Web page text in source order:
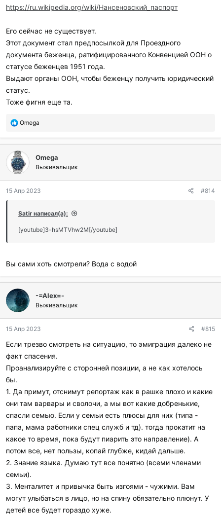
https://ru.wikipedia.org/wiki/Нансеновский_паспорт
Его сейчас не существует.
Этот документ стал предпосылкой для Проездного
документа беженца, ратифицированного Конвенцией ООН о
статусе беженцев 1951 года.
Выдают органы ООН, чтобы беженцу получить юридический
статус.
Тоже фигня еще та.
П
б
л
а
г
о
а
и
и
Omega
Omega
Выживальщик
15 Апр 2023 #814
Satir написал(а):
[youtube]3-hsMTVhw2M[/youtube]
Вы сами хоть смотрели? Вода с водой
-=Аlex=-
Выживальщик
15 Апр 2023 #815
Если трезво смотреть на ситуацию, то эмиграция далеко не
факт спасения.
Проанализируйте с сторонней позиции, а не как хотелось
бы.
1. Да примут, отснимут репортаж как в рашке плохо и какие
они там варвары и сволочи, а мы вот какие добренькие,
спасли семью. Если у семьи есть плюсы для них (типа -
папа, мама работники спец служб и тд). тогда прокатит на
какое то время, пока будут пиарить это направление). А
потом все, нет пользы, копай глубже, кидай дальше.
2. Знание языка. Думаю тут все понятно (всеми членами
семьи).
3. Менталитет и привычка быть изгоями - чужими. Вам
могут улыбаться в лицо, но на спину обязательно плюнут. У
детей все будет гораздо хуже.